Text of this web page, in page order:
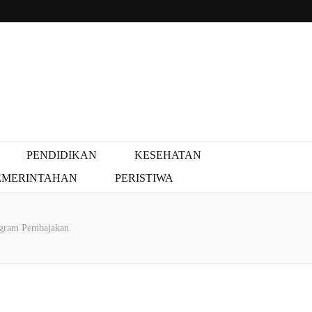
PENDIDIKAN
KESEHATAN
PERISTIWA
Pembajakan